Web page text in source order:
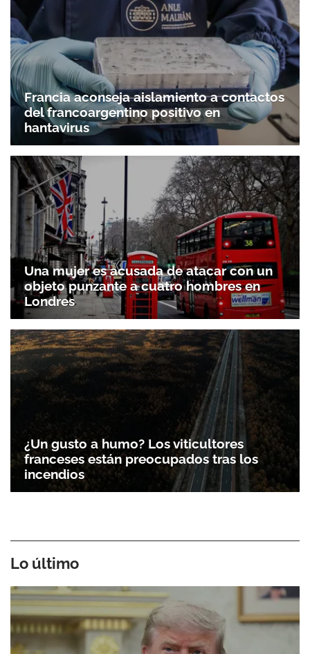
Francia aconseja aislamiento a contactos
del francoargentino positivo en
hantavirus
Una mujer es acusada de atacar con un
objeto punzante a cuatro hombres en
Londres
¿Un gusto a humo? Los viticultores
franceses están preocupados tras los
incendios
Lo último